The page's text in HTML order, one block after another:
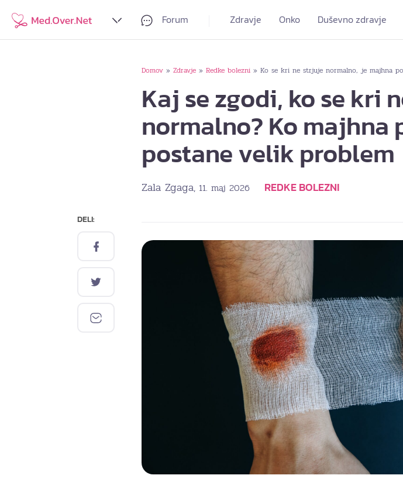
Forum Zdravje Onko Duševno zdravje
Domov » Zdravje » Redke bolezni » Ko se kri ne strjuje normalno, je majhna
Kaj se zgodi, ko se kri
normalno? Ko majhna
postane velik problem
Zala Zgaga, 11. maj 2026 REDKE BOLEZNI
DELI: